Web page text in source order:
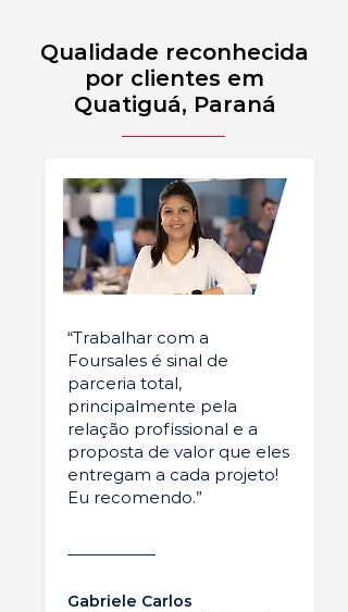
Qualidade reconhecida
por clientes em
Quatiguá, Paraná
“Trabalhar com a
Foursales é sinal de
parceria total,
principalmente pela
relação profissional e a
proposta de valor que eles
entregam a cada projeto!
Eu recomendo.”
Gabriele Carlos